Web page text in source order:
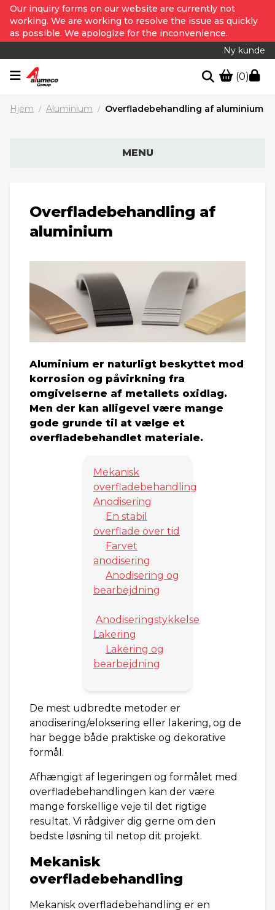
Our inquiry forms on our website are currently not
working. We are working to resolve the issue as quickly
as possible. We apologize for the inconvenience.
Ny kunde
(0)
Hjem / Aluminium / Overfladebehandling af aluminium
MENU
Overfladebehandling af
aluminium
Aluminium er naturligt beskyttet mod
korrosion og påvirkning fra
omgivelserne af metallets oxidlag.
Men der kan alligevel være mange
gode grunde til at vælge et
overfladebehandlet materiale.
Mekanisk
overfladebehandling
Anodisering
En stabil
overflade over tid
Farvet
anodisering
Anodisering og
bearbejdning
Anodiseringstykkelse
Lakering
Lakering og
bearbejdning
De mest udbredte metoder er
anodisering/eloksering eller lakering, og de
har begge både praktiske og dekorative
formål.
Afhængigt af legeringen og formålet med
overfladebehandlingen kan der være
mange forskellige veje til det rigtige
resultat. Vi rådgiver dig gerne om den
bedste løsning til netop dit projekt.
Mekanisk
overfladebehandling
Mekanisk overfladebehandling er en